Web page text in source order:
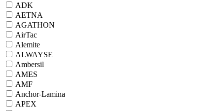
ADK
AETNA
AGATHON
AirTac
Alemite
ALWAYSE
Ambersil
AMES
AMF
Anchor-Lamina
APEX